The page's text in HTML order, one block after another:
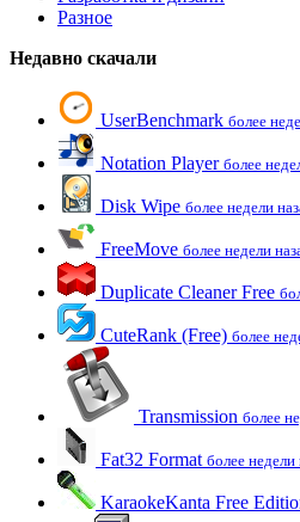
Разное
Недавно скачали
UserBenchmark более
Notation Player более
Disk Wipe более недели
FreeMove более недели
Duplicate Cleaner Free
CuteRank (Free) более
Transmission более
Fat32 Format более недели
KaraokeKanta Free